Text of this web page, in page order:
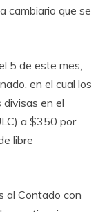
cambiario que se
5 de este mes,
en el cual los
en el
a $350 por
libre
al Contado con